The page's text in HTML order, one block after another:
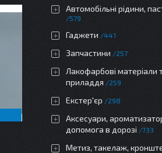
Автомобільні рідини,
579
Гаджети 441
Запчастини 257
Лакофарбові матеріали
приладдя
259
Екстер'єр 298
Аксесуари,
допомога в дорозі
733
Метиз, такелаж,